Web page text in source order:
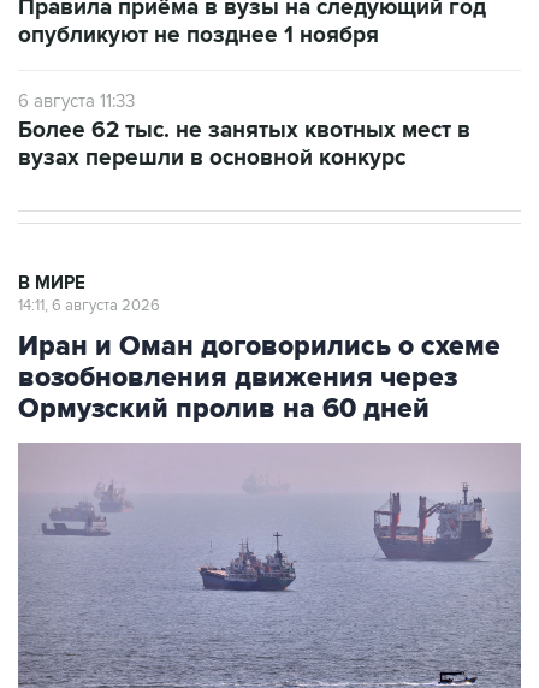
Правила приёма в вузы на следующий год
опубликуют не позднее 1 ноября
6 августа 11:33
Более 62 тыс. не занятых квотных мест в
вузах перешли в основной конкурс
В МИРЕ
14:11, 6 августа 2026
Иран и Оман договорились о схеме
возобновления движения через
Ормузский пролив на 60 дней